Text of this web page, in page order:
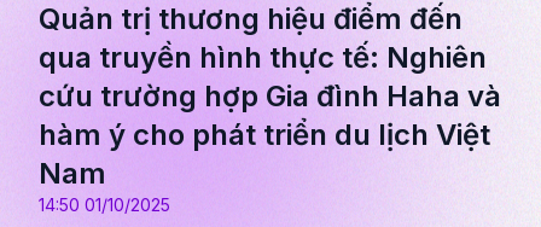
Quản trị thương hiệu điểm đến
qua truyền hình thực tế: Nghiên
cứu trường hợp Gia đình Haha và
hàm ý cho phát triển du lịch Việt
Nam
14:50 01/10/2025